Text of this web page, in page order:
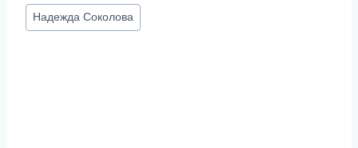
Метки
записи:
Надежда Соколова